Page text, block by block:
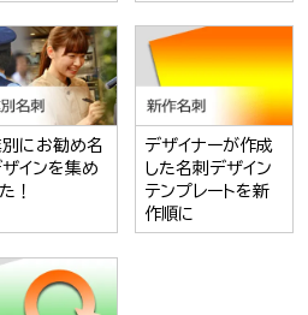
にお勧め名
インを集め
！
デザイナーが作成
した名刺デザイン
テンプレートを新
作順に